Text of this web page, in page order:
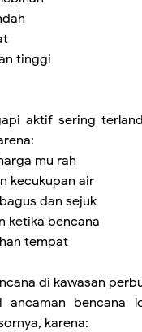
tinggi
aktif sering
mu rah
kecukupan air
dan sejuk
ketika bencana
tempat
di kawasan
ancaman bencana
karena: